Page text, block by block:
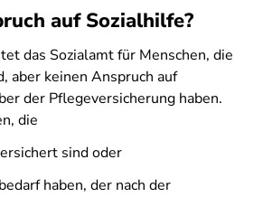
auf Sozialhilfe?
das Sozialamt für Menschen, die
aber keinen Anspruch auf
der Pflegeversicherung haben.
die
sind oder
haben, der nach der